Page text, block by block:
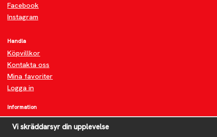
Facebook
Instagram
Handla
Köpvillkor
Kontakta oss
Mina favoriter
Logga in
Information
Om oss
FAQ
Vi skräddarsyr din upplevelse